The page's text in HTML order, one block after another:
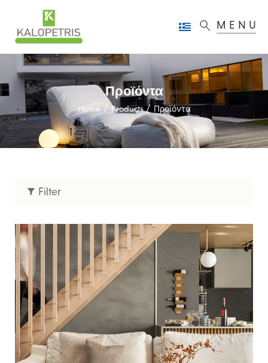
MENU
Προϊόντα
Home / Products / Προϊόντα
Filter